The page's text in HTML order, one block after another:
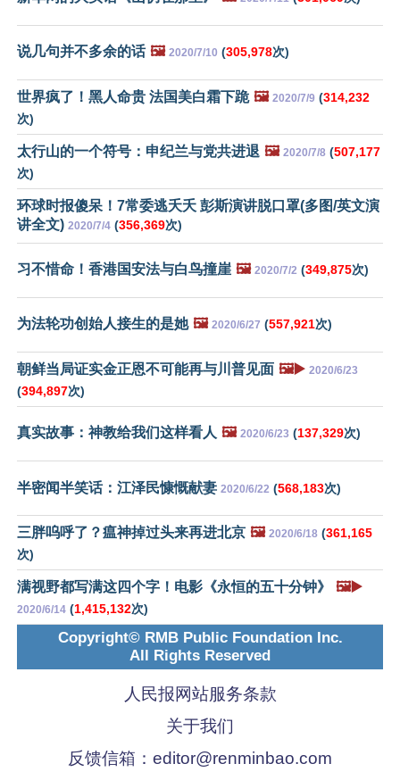
说几句并不多余的话 🖼️ 2020/7/10 (305,978次)
世界疯了！黑人命贵 法国美白霜下跪 🖼️ 2020/7/9 (314,232
次)
太行山的一个符号：申纪兰与党共进退 🖼️ 2020/7/8 (507,177
次)
环球时报傻呆！7常委逃夭夭 彭斯演讲脱口罩(多图/英文演
讲全文) 2020/7/4 (356,369次)
习不惜命！香港国安法与白鸟撞崖 🖼️ 2020/7/2 (349,875次)
为法轮功创始人接生的是她 🖼️ 2020/6/27 (557,921次)
朝鲜当局证实金正恩不可能再与川普见面 🖼️▶️ 2020/6/23
(394,897次)
真实故事：神教给我们这样看人 🖼️ 2020/6/23 (137,329次)
半密闻半笑话：江泽民慷慨献妻 2020/6/22 (568,183次)
三胖呜呼了？瘟神掉过头来再进北京 🖼️ 2020/6/18 (361,165
次)
满视野都写满这四个字！电影《永恒的五十分钟》 🖼️▶️
2020/6/14 (1,415,132次)
Copyright© RMB Public Foundation Inc.
All Rights Reserved
人民报网站服务条款
关于我们
反馈信箱： editor@renminbao.com